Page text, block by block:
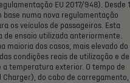
EU 2017/948). Desde 1
base numa nova regulamentação
os veículos de passageiros. Esta
de ensaio utilizada anteriormente.
maioria dos casos, mais elevado do
das condições reais de utilização e de
a temperatura exterior. O tempo de
Charger), do cabo de carregamento,